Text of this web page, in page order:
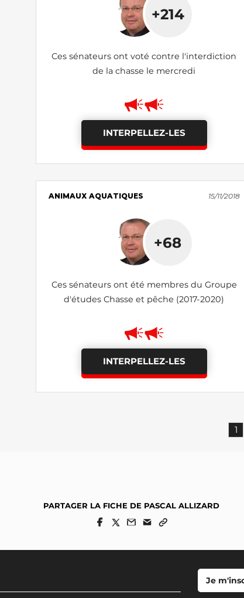
+214
Ces sénateurs ont voté contre l'interdiction
de la chasse le mercredi
INTERPELLEZ-LES
ANIMAUX AQUATIQUES 15/11/2018
+68
Ces sénateurs ont été membres du Groupe
d'études Chasse et pêche (2017-2020)
INTERPELLEZ-LES
1
PARTAGER LA FICHE DE PASCAL ALLIZARD